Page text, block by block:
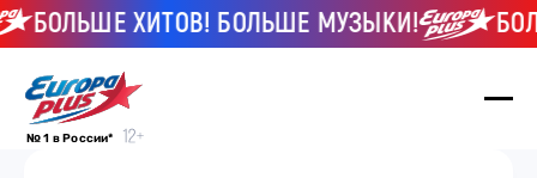
ХИТОВ! БОЛЬШЕ МУЗЫКИ!
№ 1 в России*